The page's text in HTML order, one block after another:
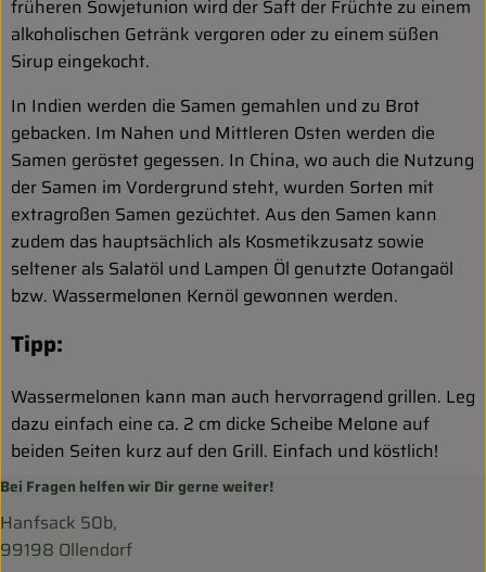
früheren Sowjetunion wird der Saft der Früchte zu einem
alkoholischen Getränk vergoren oder zu einem süßen
Sirup eingekocht.
In Indien werden die Samen gemahlen und zu Brot
gebacken. Im Nahen und Mittleren Osten werden die
Samen geröstet gegessen. In China, wo auch die Nutzung
der Samen im Vordergrund steht, wurden Sorten mit
extragroßen Samen gezüchtet. Aus den Samen kann
zudem das hauptsächlich als Kosmetikzusatz sowie
seltener als Salatöl und Lampen Öl genutzte Ootangaöl
bzw. Wassermelonen Kernöl gewonnen werden.
Tipp:
Wassermelonen kann man auch hervorragend grillen. Leg
dazu einfach eine ca. 2 cm dicke Scheibe Melone auf
beiden Seiten kurz auf den Grill. Einfach und köstlich!
Bei Fragen helfen wir Dir gerne weiter!
Hanfsack 50b,
99198 Ollendorf